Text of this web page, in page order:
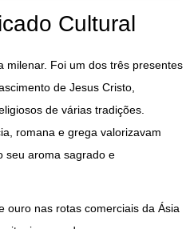
Cultural
milenar. Foi um dos três presentes
de Jesus Cristo,
de várias tradições.
romana e grega valorizavam
seu aroma sagrado e
ouro nas rotas comerciais da Ásia